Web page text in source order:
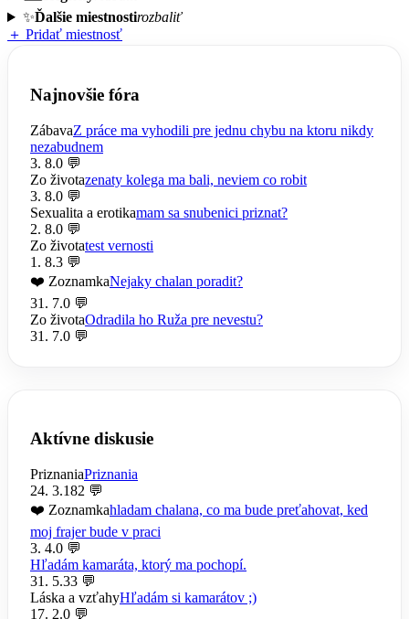
✨Ďalšie miestnostirozbaliť
＋ Pridať miestnosť
Najnovšie fóra
ZábavaZ práce ma vyhodili pre jednu chybu na ktoru nikdy
nezabudnem
3. 8.0 💬
Zo životazenaty kolega ma bali, neviem co robit
3. 8.0 💬
Sexualita a erotikamam sa snubenici priznat?
2. 8.0 💬
Zo životatest vernosti
1. 8.3 💬
❤️ ZoznamkaNejaky chalan poradit?
31. 7.0 💬
Zo životaOdradila ho Ruža pre nevestu?
31. 7.0 💬
Aktívne diskusie
PriznaniaPriznania
24. 3.182 💬
❤️ Zoznamkahladam chalana, co ma bude preťahovat, ked
moj frajer bude v praci
3. 4.0 💬
Hľadám kamaráta, ktorý ma pochopí.
31. 5.33 💬
Láska a vzťahyHľadám si kamarátov ;)
17. 2.0 💬